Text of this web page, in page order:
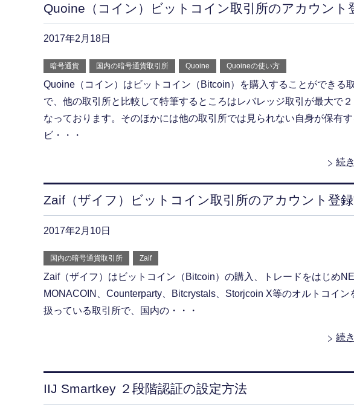
Quoine（コイン）ビットコイン取引所のアカウント
2017年2月18日
暗号通貨 国内の暗号通貨取引所 Quoine Quoineの使い方
Quoine（コイン）はビットコイン（Bitcoin）を購入することができる
で、他の取引所と比較して特筆するところはレバレッジ取引が最大で２
なっております。そのほかには他の取引所では見られない自身が保有す
ビ・・・
続
Zaif（ザイフ）ビットコイン取引所のアカウント登
2017年2月10日
国内の暗号通貨取引所 Zaif
Zaif（ザイフ）はビットコイン（Bitcoin）の購入、トレードをはじめ
MONACOIN、Counterparty、Bitcrystals、Storjcoin X等のオルトコイン
扱っている取引所で、国内の・・・
続
IIJ Smartkey ２段階認証の設定方法